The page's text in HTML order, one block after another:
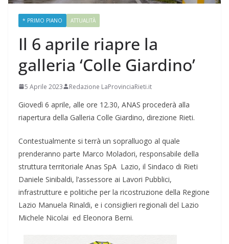
* PRIMO PIANO ATTUALITÀ
Il 6 aprile riapre la
galleria ‘Colle Giardino’
5 Aprile 2023 Redazione LaProvinciaRieti.it
Giovedì 6 aprile, alle ore 12.30, ANAS procederà alla
riapertura della Galleria Colle Giardino, direzione Rieti.
Contestualmente si terrà un sopralluogo al quale
prenderanno parte Marco Moladori, responsabile della
struttura territoriale Anas SpA Lazio, il Sindaco di Rieti
Daniele Sinibaldi, l’assessore ai Lavori Pubblici,
infrastrutture e politiche per la ricostruzione della Regione
Lazio Manuela Rinaldi, e i consiglieri regionali del Lazio
Michele Nicolai ed Eleonora Berni.